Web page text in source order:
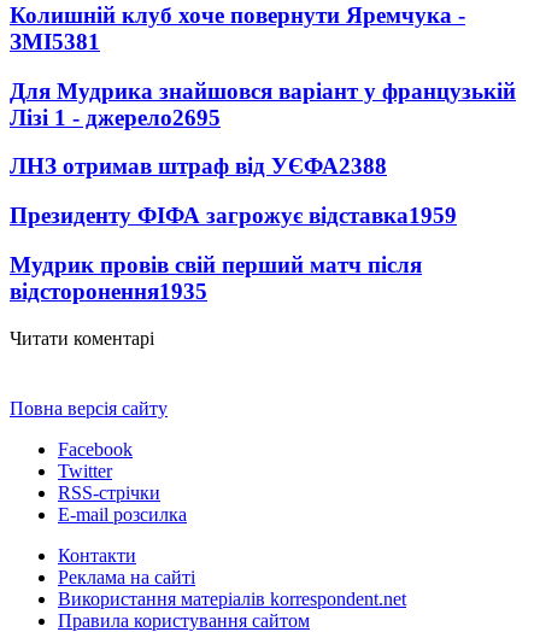
Колишній клуб хоче повернути Яремчука -
ЗМІ5381
Для Мудрика знайшовся варіант у французькій
Лізі 1 - джерело2695
ЛНЗ отримав штраф від УЄФА2388
Президенту ФІФА загрожує відставка1959
Мудрик провів свій перший матч після
відсторонення1935
Читати коментарі
Повна версія сайту
Facebook
Twitter
RSS-стрічки
E-mail розсилка
Контакти
Реклама на сайті
Використання матеріалів korrespondent.net
Правила користування сайтом